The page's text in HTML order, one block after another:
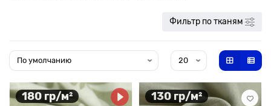
Фильтр по тканям
180 гр/м² 130 гр/м²